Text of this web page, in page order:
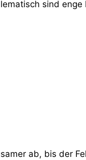
sind
ab, bis der